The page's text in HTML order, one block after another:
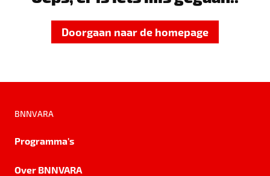
Doorgaan naar de homepage
BNNVARA
Programma's
Over BNNVARA